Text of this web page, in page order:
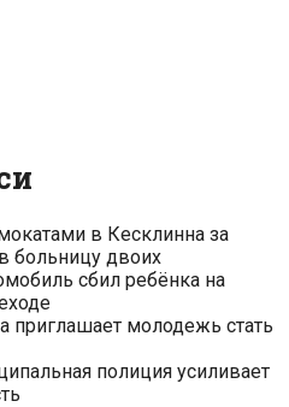
в Кесклинна за
больницу двоих
сбил ребёнка на
приглашает молодежь стать
полиция усиливает